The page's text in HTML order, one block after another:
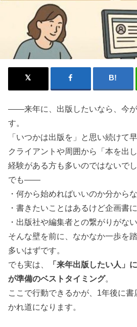
――来年に、出版したいなら、今が
す。
「いつかは出版を」と思い続けて早
クライアントや周囲から「本を出
経験がある方も多いのではないでし
でも――
・何から始めればいいのか分から
・書きたいことはあるけど企画書
・出版社や編集者との繋がりがない
そんな壁を前に、なかなか一歩を
多いはずです。
でも実は、
「来年出版したい人」
が準備のベストタイミング。
ここで行動できるかが、1年後に
かれ道になります。